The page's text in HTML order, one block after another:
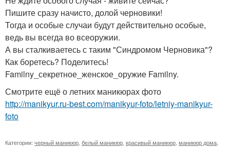
Пишите сразу начисто, долой черновики!
Тогда и особые случаи будут действительно особые,
ведь вы всегда во всеоружии.
А вы сталкиваетесь с таким "Синдромом Черновика"?
Как боретесь? Поделитесь!
Familny_секретное_женское_оружие Familny.
Смотрите ещё о летних маникюрах фото
http://manikyur.ru-best.com/manikyur-foto/letniy-manikyur-
foto
Категории: черный маникюр белый маникюр красивый маникюр маникюр дома